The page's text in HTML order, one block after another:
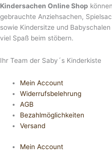
Kindersachen Online Shop
gebrauchte Anziehsachen,
sowie Kindersitze und
viel Spaß beim stöbern.
Ihr Team der Saby´s Kinderkiste
Mein Account
Widerrufsbelehrung
AGB
Bezahlmöglichkeiten
Versand
Mein Account